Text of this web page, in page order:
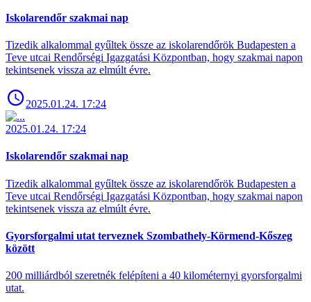
Iskolarendőr szakmai nap
Tizedik alkalommal gyűltek össze az iskolarendőrök Budapesten a
Teve utcai Rendőrségi Igazgatási Központban, hogy szakmai napon
tekintsenek vissza az elmúlt évre.
2025.01.24. 17:24
2025.01.24. 17:24
Iskolarendőr szakmai nap
Tizedik alkalommal gyűltek össze az iskolarendőrök Budapesten a
Teve utcai Rendőrségi Igazgatási Központban, hogy szakmai napon
tekintsenek vissza az elmúlt évre.
Gyorsforgalmi utat terveznek Szombathely-Körmend-Kőszeg
között
200 milliárdból szeretnék felépíteni a 40 kilométernyi gyorsforgalmi
utat.